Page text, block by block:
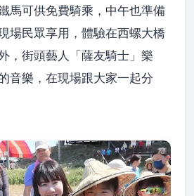
馬可供免費騎乘，中午也準備
場民眾享用，體驗在西螺大橋
，街頭藝人「薩友騎士」樂
音樂，在現場跟大家一起分